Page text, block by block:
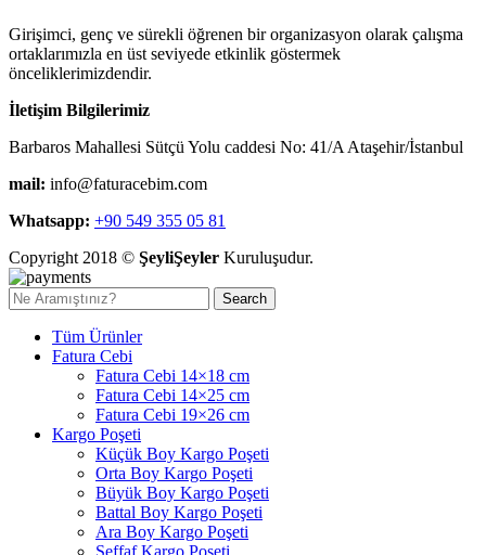
Girişimci, genç ve sürekli öğrenen bir organizasyon olarak çalışma
ortaklarımızla en üst seviyede etkinlik göstermek
önceliklerimizdendir.
İletişim Bilgilerimiz
Barbaros Mahallesi Sütçü Yolu caddesi No: 41/A Ataşehir/İstanbul
mail: info@faturacebim.com
Whatsapp: +90 549 355 05 81
Copyright 2018 © ŞeyliŞeyler Kuruluşudur.
Search
Tüm Ürünler
Fatura Cebi
Fatura Cebi 14×18 cm
Fatura Cebi 14×25 cm
Fatura Cebi 19×26 cm
Kargo Poşeti
Küçük Boy Kargo Poşeti
Orta Boy Kargo Poşeti
Büyük Boy Kargo Poşeti
Battal Boy Kargo Poşeti
Ara Boy Kargo Poşeti
Şeffaf Kargo Poşeti